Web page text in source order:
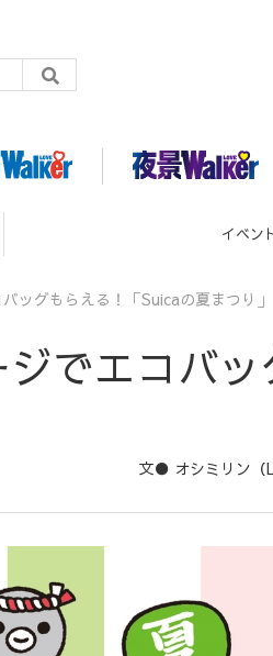
グルメ
ッグもらえる！「Suicaの夏まつり」
でエコバッ
文● オシミリン（